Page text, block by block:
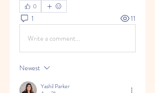
0
1 11
Write a comment...
Newest
Yashil Parker